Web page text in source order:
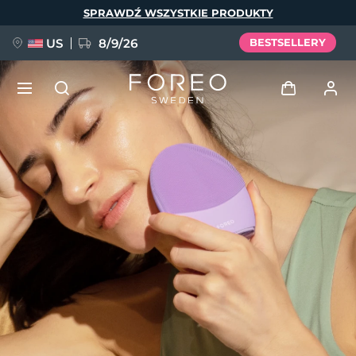
SPRAWDŹ WSZYSTKIE PRODUKTY
US 8/9/26 BESTSELLERY
Profil użytkownika
Moje urządzenia
Moje zamówienia
Moje adresy
Moje subskrypcje
NOWOŚĆ
FAQ™ Pure Beauty-Tech Elixir
BREAKING NEWS
issa™ Teeth Whitening Set
Język
English Deutsch
Español
Français
Italiano
Português
Svenska
Русский
Türkçe
简体中文 繁體中文